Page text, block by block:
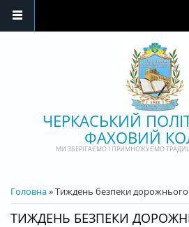
ЧЕРКАСЬКИЙ
ФАХОВИЙ
МИ ЗБЕРІГАЄМО І ПРИМНОЖУЄМО
ВИ Є ТУТ
Головна» Тиждень безпеки
ТИЖДЕНЬ БЕЗПЕКИ